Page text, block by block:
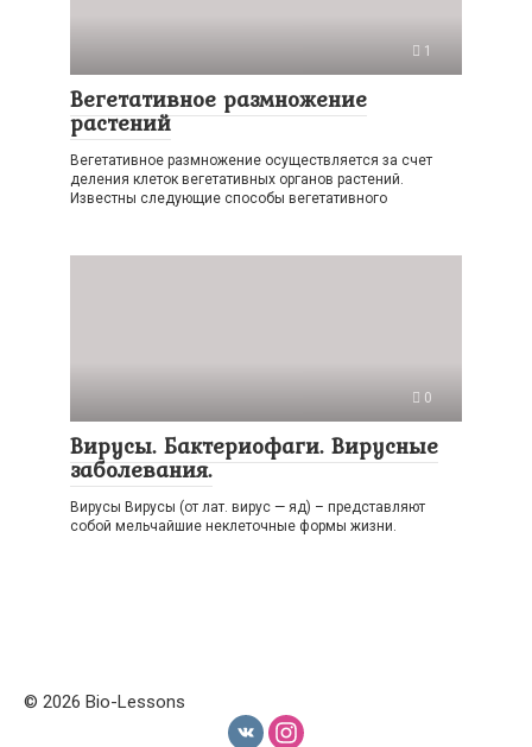
1
Вегетативное размножение
растений
Вегетативное размножение осуществляется за счет
деления клеток вегетативных органов растений.
Известны следующие способы вегетативного
0
Вирусы. Бактериофаги. Вирусные
заболевания.
Вирусы Вирусы (от лат. вирус — яд) – представляют
собой мельчайшие неклеточные формы жизни.
© 2026 Bio-Lessons